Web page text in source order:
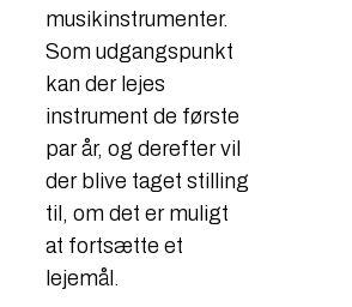
musikinstrumenter.
Som udgangspunkt
kan der lejes
instrument de første
par år, og derefter vil
der blive taget stilling
til, om det er muligt
at fortsætte et
lejemål.